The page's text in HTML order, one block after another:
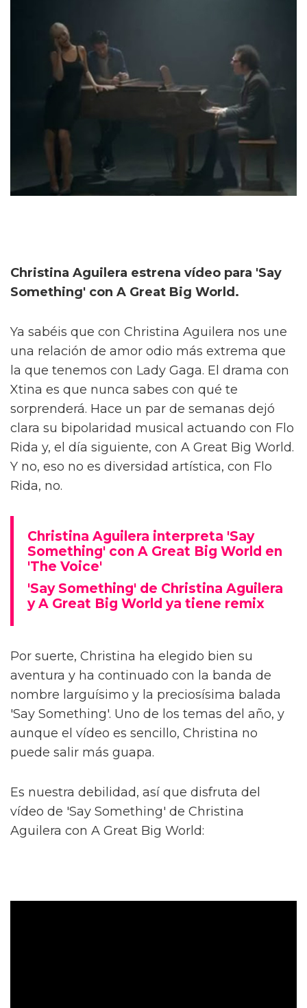
Christina Aguilera estrena vídeo para 'Say
Something' con A Great Big World.
Ya sabéis que con Christina Aguilera nos une
una relación de amor odio más extrema que
la que tenemos con Lady Gaga. El drama con
Xtina es que nunca sabes con qué te
sorprenderá. Hace un par de semanas dejó
clara su bipolaridad musical actuando con Flo
Rida y, el día siguiente, con A Great Big World.
Y no, eso no es diversidad artística, con Flo
Rida, no.
Christina Aguilera interpreta 'Say
Something' con A Great Big World en
'The Voice'
'Say Something' de Christina Aguilera
y A Great Big World ya tiene remix
Por suerte, Christina ha elegido bien su
aventura y ha continuado con la banda de
nombre larguísimo y la preciosísima balada
'Say Something'. Uno de los temas del año, y
aunque el vídeo es sencillo, Christina no
puede salir más guapa.
Es nuestra debilidad, así que disfruta del
vídeo de 'Say Something' de Christina
Aguilera con A Great Big World: